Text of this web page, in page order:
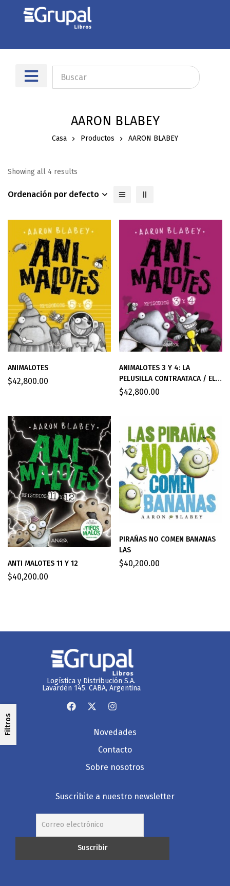
AARON BLABEY
Casa Productos AARON BLABEY
Filtros
Showing all 4 results
Ordenación por defecto
ANIMALOTES
$42,800.00
ANIMALOTES 3 Y 4: LA
PELUSILLA CONTRAATACA / EL
ATAQUE DE LOS GATETES
$42,800.00
ANTI MALOTES 11 Y 12
$40,200.00
PIRAÑAS NO COMEN BANANAS
LAS
$40,200.00
Logística y Distribución S.A.
Lavardén 145. CABA, Argentina
Novedades
Contacto
Sobre nosotros
Suscribite a nuestro newsletter